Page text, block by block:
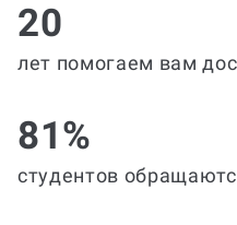
20
лет помогаем вам
81%
студентов